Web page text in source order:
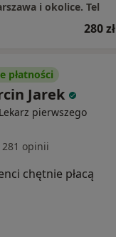
i okolice. Tel
280 zł
płatności
Jarek
pierwszego
281 opinii
chętnie płacą